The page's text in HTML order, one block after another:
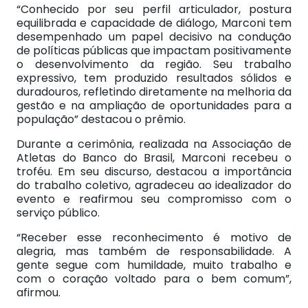
“Conhecido por seu perfil articulador, postura
equilibrada e capacidade de diálogo, Marconi tem
desempenhado um papel decisivo na condução
de políticas públicas que impactam positivamente
o desenvolvimento da região. Seu trabalho
expressivo, tem produzido resultados sólidos e
duradouros, refletindo diretamente na melhoria da
gestão e na ampliação de oportunidades para a
população” destacou o prêmio.
Durante a cerimônia, realizada na Associação de
Atletas do Banco do Brasil, Marconi recebeu o
troféu. Em seu discurso, destacou a importância
do trabalho coletivo, agradeceu ao idealizador do
evento e reafirmou seu compromisso com o
serviço público.
“Receber esse reconhecimento é motivo de
alegria, mas também de responsabilidade. A
gente segue com humildade, muito trabalho e
com o coração voltado para o bem comum”,
afirmou.